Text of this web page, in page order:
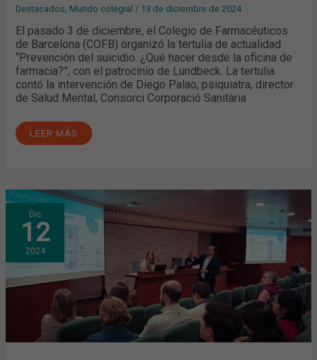
Destacados Mundo colegial / 13 de diciembre de 2024
El pasado 3 de diciembre, el Colegio de Farmacéuticos
de Barcelona (COFB) organizó la tertulia de actualidad
“Prevención del suicidio. ¿Qué hacer desde la oficina de
farmacia?”, con el patrocinio de Lundbeck. La tertulia
contó la intervención de Diego Palao, psiquiatra, director
de Salud Mental, Consorci Corporació Sanitària
LEER MÁS
Dic
12
2024
JUNTA
GENERAL
ORDINARIA:
APROBADA
LA
PROPUESTA
DE
PRESUPUESTOS
PARA